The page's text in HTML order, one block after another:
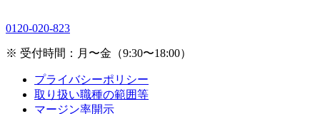
0120-020-823
※ 受付時間：月〜金（9:30〜18:00）
プライバシーポリシー
取り扱い職種の範囲等
マージン率開示